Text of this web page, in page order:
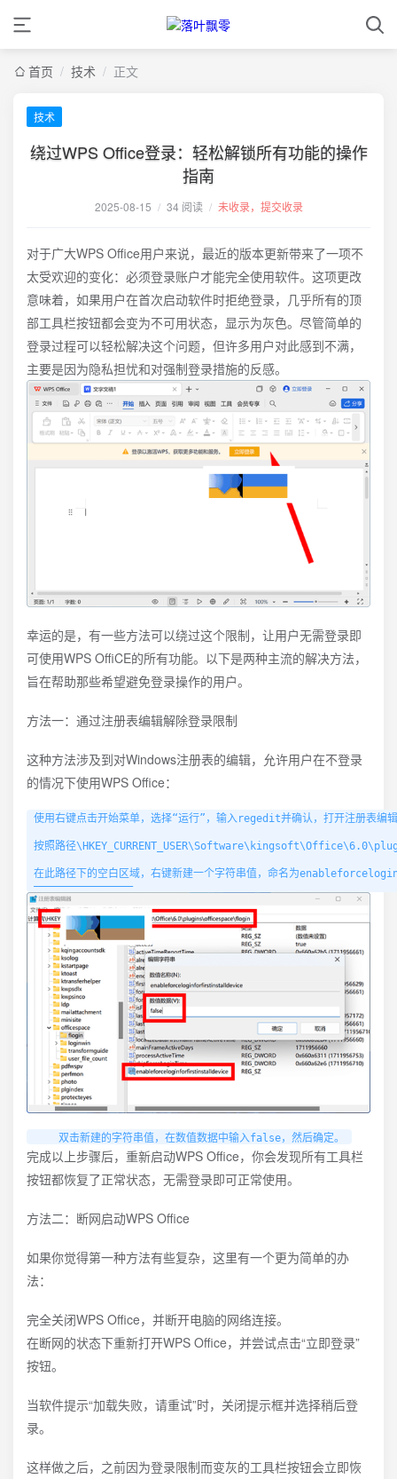
首页 / 技术 / 正文
技术
绕过WPS Office登录：轻松解锁所有功能的操作
指南
2025-08-15 / 34 阅读 / 未收录，提交收录
对于广大WPS Office用户来说，最近的版本更新带来了一项不
太受欢迎的变化：必须登录账户才能完全使用软件。这项更改
意味着，如果用户在首次启动软件时拒绝登录，几乎所有的顶
部工具栏按钮都会变为不可用状态，显示为灰色。尽管简单的
登录过程可以轻松解决这个问题，但许多用户对此感到不满，
主要是因为隐私担忧和对强制登录措施的反感。
幸运的是，有一些方法可以绕过这个限制，让用户无需登录即
可使用WPS OffiCE的所有功能。以下是两种主流的解决方法，
旨在帮助那些希望避免登录操作的用户。
方法一：通过注册表编辑解除登录限制
这种方法涉及到对Windows注册表的编辑，允许用户在不登录
的情况下使用WPS Office：
使用右键点击开始菜单，选择“运行”，输入regedit并确认，打开注册表编
按照路径
在此路径下的空白区域，右键新建一个字符串值，命名为
————————————————
完成以上步骤后，重新启动WPS Office，你会发现所有工具栏
按钮都恢复了正常状态，无需登录即可正常使用。
方法二：断网启动WPS Office
如果你觉得第一种方法有些复杂，这里有一个更为简单的办
法：
完全关闭WPS Office，并断开电脑的网络连接。
在断网的状态下重新打开WPS Office，并尝试点击“立即登录”
按钮。
当软件提示“加载失败，请重试”时，关闭提示框并选择稍后登
录。
这样做之后，之前因为登录限制而变灰的工具栏按钮会立即恢